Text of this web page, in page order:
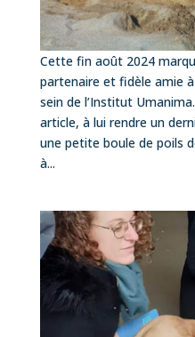
Cette fin août 2024
partenaire et fidèle amie
sein de l’Institut
article, à lui rendre un
une petite boule de poils
à...